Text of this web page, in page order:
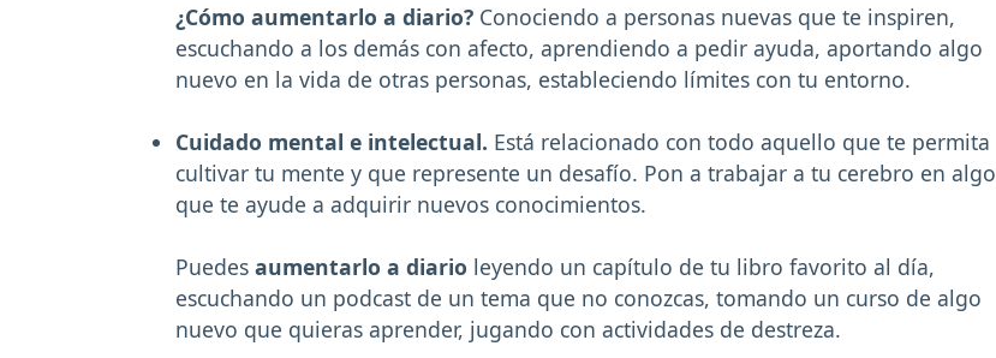
¿Cómo aumentarlo a diario? Conociendo a personas nuevas que te inspiren,
escuchando a los demás con afecto, aprendiendo a pedir ayuda, aportando algo
nuevo en la vida de otras personas, estableciendo límites con tu entorno.
Cuidado mental e intelectual. Está relacionado con todo aquello que te permita
cultivar tu mente y que represente un desafío. Pon a trabajar a tu cerebro en algo
que te ayude a adquirir nuevos conocimientos.
Puedes aumentarlo a diario leyendo un capítulo de tu libro favorito al día,
escuchando un podcast de un tema que no conozcas, tomando un curso de algo
nuevo que quieras aprender, jugando con actividades de destreza.